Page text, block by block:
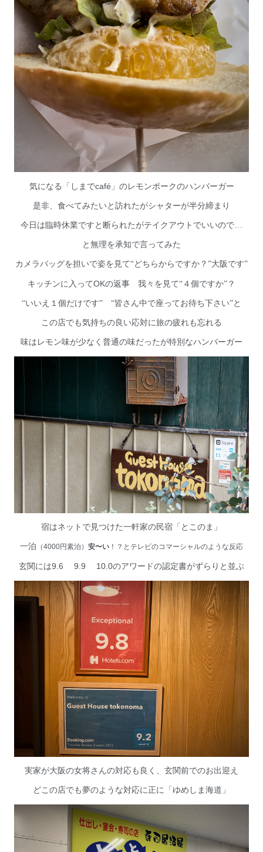
気になる「しまでcafé 」のレモンポークのハンバーガー
是非、食べてみたいと訪れたがシャターが半分締まり
今日は臨時休業ですと断られたがテイクアウトでいいので…
と無理を承知で言ってみた
カメラバッグを担いで姿を見て“どちらからですか？”大阪です”
キッチンに入ってOKの返事 我々を見て“４個ですか”？
“いいえ１個だけです” “皆さん中で座ってお待ち下さい”と
この店でも気持ちの良い応対に旅の疲れも忘れる
味はレモン味が少なく普通の味だったが特別なハンバーガー
宿はネットで見つけた一軒家の民宿「とこのま」
一泊 （4000円素泊） 安〜い ！？とテレビのコマーシャルのような反応
玄関には9.6 9.9 10.0のアワードの認定書がずらりと並ぶ
実家が大阪の女将さんの対応も良く、玄関前でのお出迎え
どこの店でも夢のような対応に正に「ゆめしま海道」